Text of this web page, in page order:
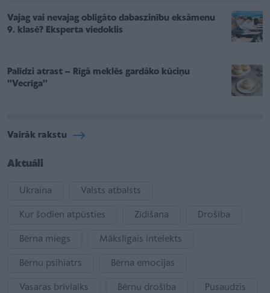
Vajag vai nevajag obligāto dabaszinību eksāmenu
9. klasē? Eksperta viedoklis
Palīdzi atrast – Rīgā meklēs gardāko kūciņu
''Vecrīga''
Vairāk rakstu
Aktuāli
Ukraina Valsts atbalsts
Kur šodien atpūsties Zīdīšana Drošība
Bērna miegs Mākslīgais intelekts
Bērnu psihiatrs Bērna emocijas
Vasaras brīvlaiks Bērnu drošība Pusaudzis